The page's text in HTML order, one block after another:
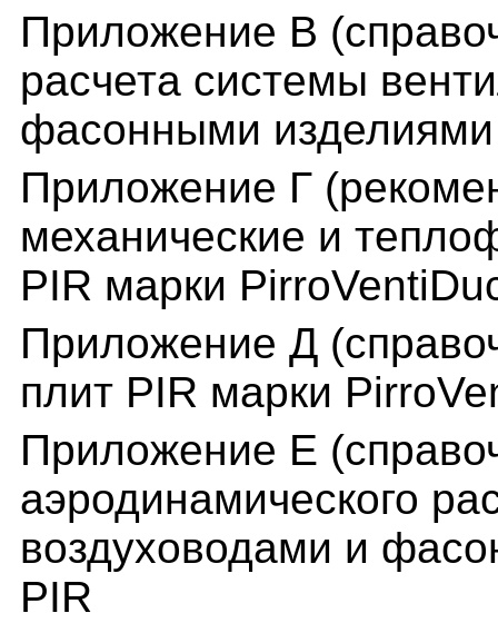
Приложение В
расчета системы
фасонными изделиями
Приложение Г
механические и
PIR марки
Приложение Д
плит PIR марки
Приложение Е
аэродинамического
воздуховодами и
PIR